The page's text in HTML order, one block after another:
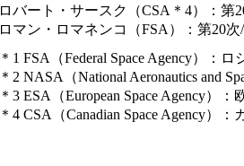
ロバート・サースク（CSA＊4）：第
ロマン・ロマネンコ（FSA）：第20
＊1 FSA（Federal Space Agency）：
＊2 NASA（National Aeronautics and
＊3 ESA（European Space Agency）
＊4 CSA（Canadian Space Agency）